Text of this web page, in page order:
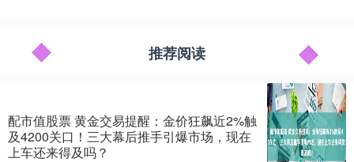
推荐阅读
配市值股票 黄金交易提醒：金价狂飙近2%触
及4200关口！三大幕后推手引爆市场，现在
上车还来得及吗？